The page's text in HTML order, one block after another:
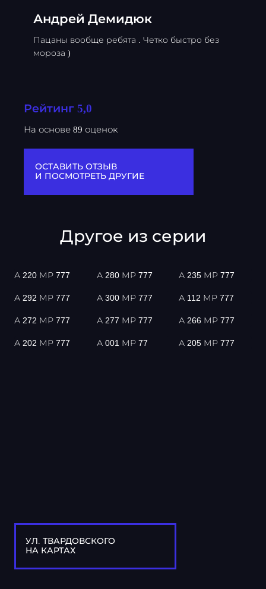
Андрей Демидюк
Пацаны вообще ребята . Четко быстро без
мороза )
Рейтинг 5,0
На основе 89 оценок
ОСТАВИТЬ ОТЗЫВ
И ПОСМОТРЕТЬ ДРУГИЕ
Другое из серии
А 220 МР 777 А 280 МР 777 А 235 МР 777
А 292 МР 777 А 300 МР 777 А 112 МР 777
А 272 МР 777 А 277 МР 777 А 266 МР 777
А 202 МР 777 А 001 МР 77 А 205 МР 777
УЛ. ТВАРДОВСКОГО
НА КАРТАХ